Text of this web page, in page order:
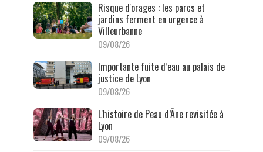
Risque d'orages : les parcs et
jardins ferment en urgence à
Villeurbanne
09/08/26
Importante fuite d’eau au palais de
justice de Lyon
09/08/26
L'histoire de Peau d’Âne revisitée à
Lyon
09/08/26